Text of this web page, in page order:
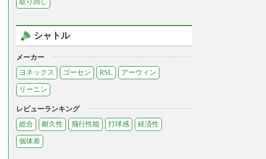
取り回し
シャトル
メーカー
ヨネックス
ゴーセン RSL アーウィン
リーニン
レビューランキング
総合
耐久性 飛行性能 打球感 経済性
個体差